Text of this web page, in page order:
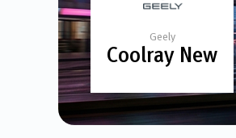
Geely
Coolray New